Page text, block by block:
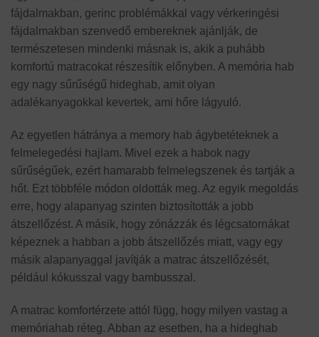
fájdalmakban, gerinc problémákkal vagy vérkeringési
fájdalmakban szenvedő embereknek ajánlják, de
természetesen mindenki másnak is, akik a puhább
komfortú matracokat részesítik előnyben. A memória hab
egy nagy sűrűségű hideghab, amit olyan
adalékanyagokkal kevertek, ami hőre lágyuló.
Az egyetlen hátránya a memory hab ágybetéteknek a
felmelegedési hajlam. Mivel ezek a habok nagy
sűrűségűek, ezért hamarabb felmelegszenek és tartják a
hőt. Ezt többféle módon oldották meg. Az egyik megoldás
erre, hogy alapanyag szinten biztosították a jobb
átszellőzést. A másik, hogy zónázzák és légcsatornákat
képeznek a habban a jobb átszellőzés miatt, vagy egy
másik alapanyaggal javítják a matrac átszellőzését,
például kókusszal vagy bambusszal.
A matrac komfortérzete attól függ, hogy milyen vastag a
memóriahab réteg. Abban az esetben, ha a hideghab